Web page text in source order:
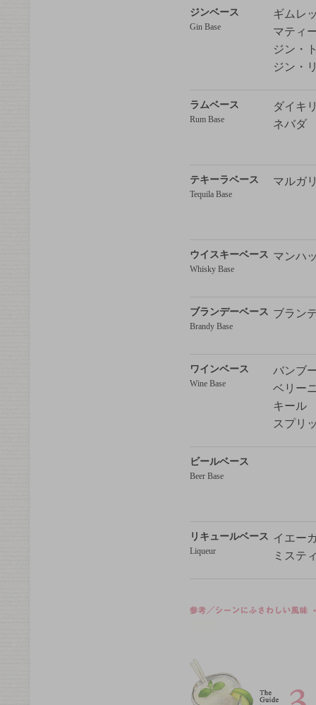
ジンベース
Gin Base
ギムレ
マティ
ジン・
ジン・
ラムベース
Rum Base
ダイキ
ネバダ
テキーラベース
Tequila Base
マルガ
ウイスキーベース
Whisky Base
マンハ
ブランデーベース
Brandy Base
ブラン
ワインベース
Wine Base
バンブ
ベリー
キール
スプリ
ビールベース
Beer Base
リキュールベース
Liqueur
イエー
ミステ